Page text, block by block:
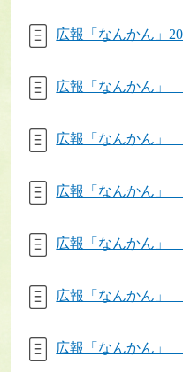
広報「なんかん」
広報「なんかん」
広報「なんかん」
広報「なんかん」
広報「なんかん」
広報「なんかん」
広報「なんかん」